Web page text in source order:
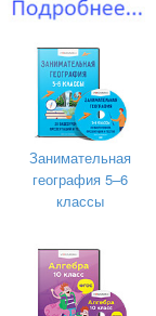
Занимательная
география 5–6
классы